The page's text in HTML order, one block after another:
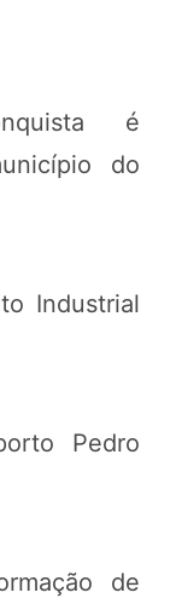
é
do
Industrial
Pedro
de